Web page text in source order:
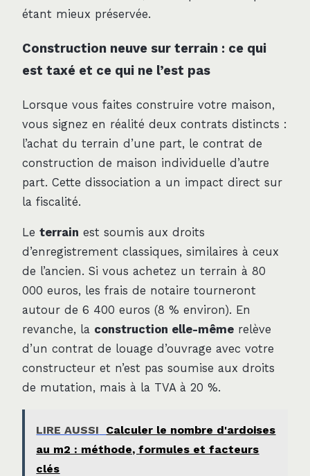
étant mieux préservée.
Construction neuve sur terrain : ce qui
est taxé et ce qui ne l’est pas
Lorsque vous faites construire votre maison,
vous signez en réalité deux contrats distincts :
l’achat du terrain d’une part, le contrat de
construction de maison individuelle d’autre
part. Cette dissociation a un impact direct sur
la fiscalité.
Le terrain est soumis aux droits
d’enregistrement classiques, similaires à ceux
de l’ancien. Si vous achetez un terrain à 80
000 euros, les frais de notaire tourneront
autour de 6 400 euros (8 % environ). En
revanche, la construction elle-même relève
d’un contrat de louage d’ouvrage avec votre
constructeur et n’est pas soumise aux droits
de mutation, mais à la TVA à 20 %.
LIRE AUSSI
Calculer le nombre d'ardoises
au m2 : méthode, formules et facteurs
clés